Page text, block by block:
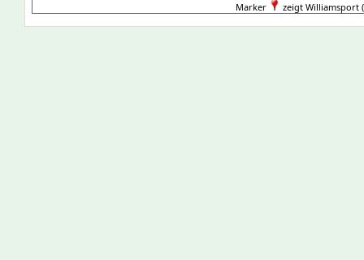
Marker zeigt Williamsport